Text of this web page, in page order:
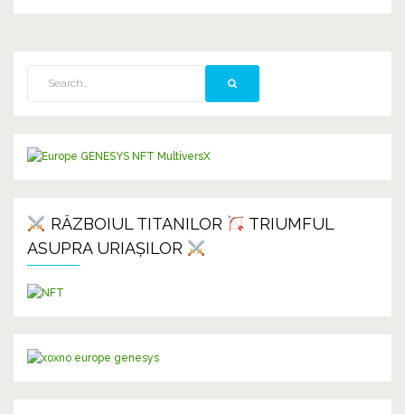
RĂZBOIUL TITANILOR
TRIUMFUL
ASUPRA URIAȘILOR